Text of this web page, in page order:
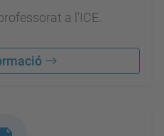
a l'ICE.